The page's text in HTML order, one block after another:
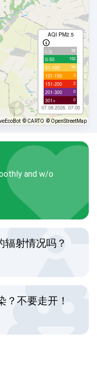
AQI PM2.5
с/д 98
0-50 152
51-100 94
101-150 3
151-200 2
201-300 0
301+ 0
07.08.2026, 07:00
© CARTO © OpenStreetMap
and w/o
射情况吗？
？不要走开！